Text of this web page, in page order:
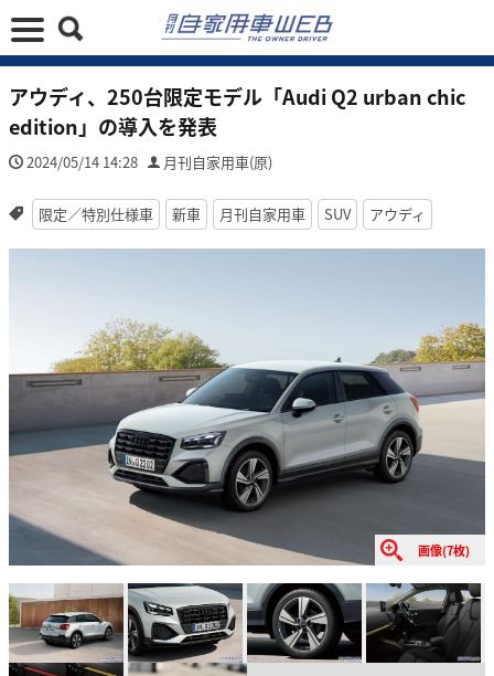
アウディ、250台限定モデル「Audi Q2 urban chic
edition」の導入を発表
2024/05/14 14:28 月刊自家用車(原)
限定／特別仕様車 新車 月刊自家用車 SUV アウディ
画像(7枚)